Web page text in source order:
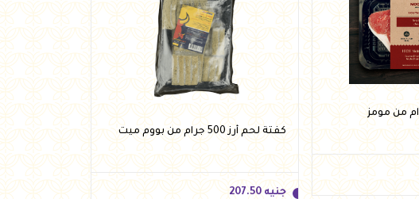
للسلة
جنيه 338.00
أضف للسلة
كفتة لحم أرز 500 جرام من بووم ميت
جنيه 207.50